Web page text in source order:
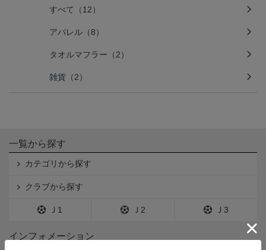
すべて（12）
アパレル（8）
タオルマフラー（2）
雑貨（2）
一覧から探す
カテゴリから探す
クラブから探す
Ｊ1 Ｊ2 Ｊ3
インフォメーション